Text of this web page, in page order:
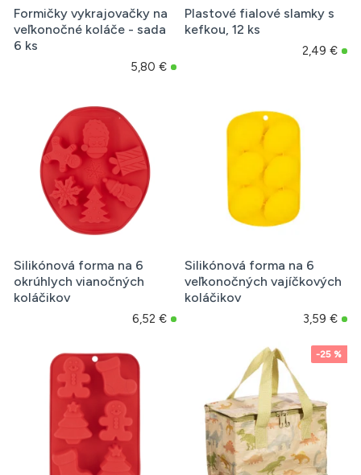
Formičky vykrajovačky na
veľkonočné koláče - sada
6 ks
5,80 €
Plastové fialové slamky s
kefkou, 12 ks
2,49 €
Silikónová forma na 6
okrúhlych vianočných
koláčikov
6,52 €
Silikónová forma na 6
veľkonočných vajíčkových
koláčikov
3,59 €
-25 %